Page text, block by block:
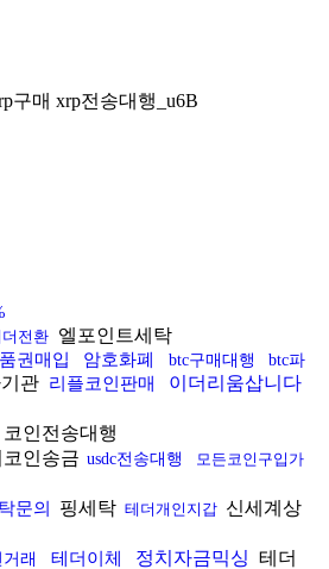
구매 xrp전송대행_u6B
전환 엘포인트세탁
권매입 암호화폐 btc구매대행
btc파
관 리플코인판매
이더리움삽니다
코인전송대행
인송금 usdc전송대행
모든코인구입가
문의 핑세탁 테더개인지갑 신세계상
래 테더이체 정치자금믹싱 테더